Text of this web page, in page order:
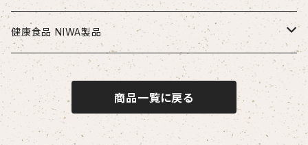
段付きドリル・座繰りドリル
ヘッド交換式ドリル
ヘッド交換式ドリル用ホルダ
超硬エンドミル
ハイスエンドミル
タップ
ハンドタップ
スパイラルタップ
リーマ
ストレートリーマ・ハンドリーマ
チップ
切削工具
ドリル
エンドミル
配管部品
継手
治具
安全・保護用品
ヘルメット
健康食品 NIWA製品
ニワメイツ21 [送料無料]
ニワAOAFスペシャル[送料無料]
商品一覧に戻る